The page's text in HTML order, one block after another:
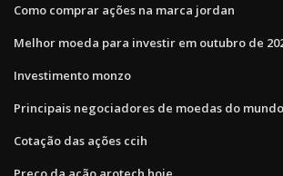
Como comprar ações na marca jordan
Melhor moeda para investir em outubro de
Investimento monzo
Principais negociadores de moedas do mundo
Cotação das ações ccih